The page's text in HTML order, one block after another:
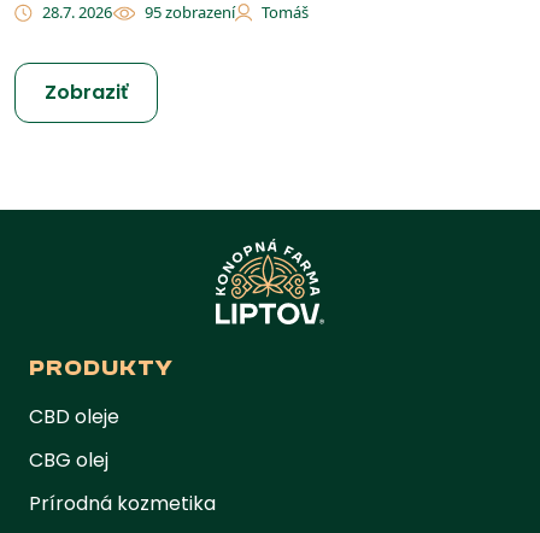
28.7. 2026 95 zobrazení Tomáš
Zobraziť
PRODUKTY
CBD oleje
CBG olej
Prírodná kozmetika